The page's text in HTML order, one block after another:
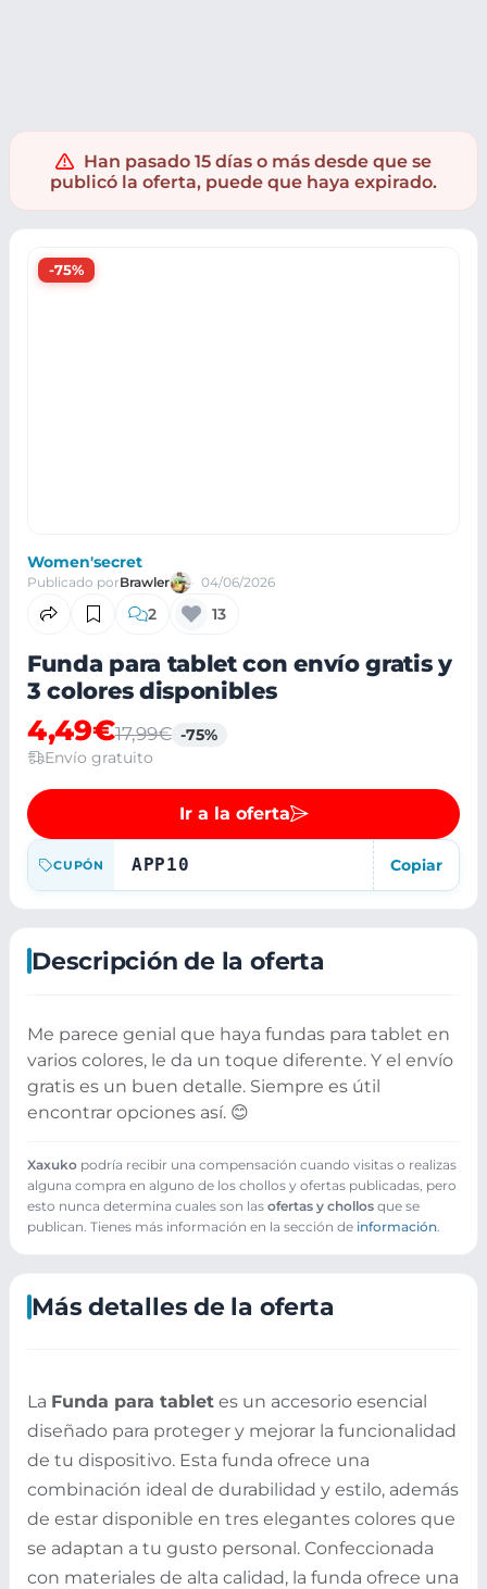
Han pasado 15 días o más desde que se
publicó la oferta, puede que haya expirado.
-75%
Women'secret
Publicado porBrawler 04/06/2026
2 13
Funda para tablet con envío gratis y
3 colores disponibles
4,49€17,99€ -75%
Envío gratuito
Ir a la oferta
CUPÓN APP10 Copiar
Descripción de la oferta
Me parece genial que haya fundas para tablet en
varios colores, le da un toque diferente. Y el envío
gratis es un buen detalle. Siempre es útil
encontrar opciones así. 😊
Xaxuko podría recibir una compensación cuando visitas o realizas
alguna compra en alguno de los chollos y ofertas publicadas, pero
esto nunca determina cuales son las ofertas y chollos que se
publican. Tienes más información en la sección de información.
Más detalles de la oferta
La Funda para tablet es un accesorio esencial
diseñado para proteger y mejorar la funcionalidad
de tu dispositivo. Esta funda ofrece una
combinación ideal de durabilidad y estilo, además
de estar disponible en tres elegantes colores que
se adaptan a tu gusto personal. Confeccionada
con materiales de alta calidad, la funda ofrece una